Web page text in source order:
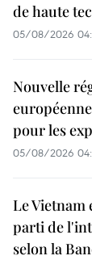
de haute
05/08/2026
Nouvelle
pour les
05/08/2026
Le
parti de
selon la